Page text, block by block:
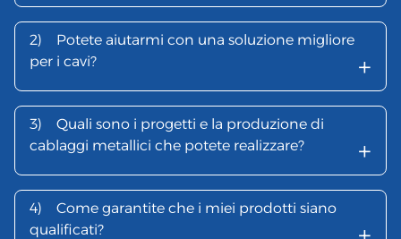
2)
Potete aiutarmi con una soluzione migliore
per i cavi?
+
3)
Quali sono i progetti e la produzione di
cablaggi metallici che potete realizzare?
+
4)
Come garantite che i miei prodotti siano
qualificati?